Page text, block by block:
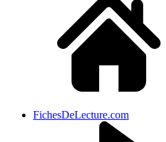
FichesDeLecture.com